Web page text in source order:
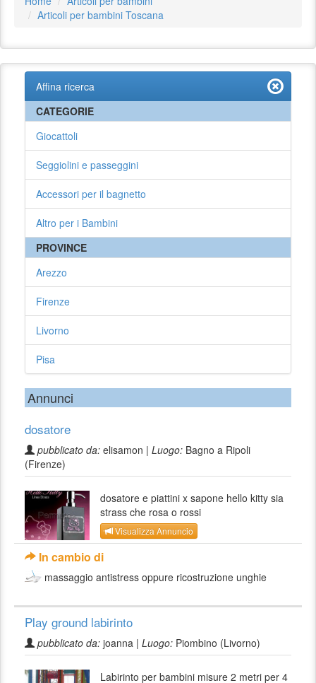
Articoli per bambini Toscana
Affina ricerca
CATEGORIE
Giocattoli
Seggiolini e passeggini
Accessori per il bagnetto
Altro per i Bambini
PROVINCE
Arezzo
Firenze
Livorno
Pisa
Annunci
dosatore
pubblicato da: elisamon | Luogo: Bagno a Ripoli
(Firenze)
dosatore e piattini x sapone hello kitty sia
strass che rosa o rossi
Visualizza Annuncio
In cambio di
massaggio antistress oppure ricostruzione unghie
Play ground labirinto
pubblicato da: joanna | Luogo: Piombino (Livorno)
Labirinto per bambini misure 2 metri per 4